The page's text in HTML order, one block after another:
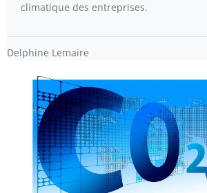
climatique des entreprises.
Delphine Lemaire